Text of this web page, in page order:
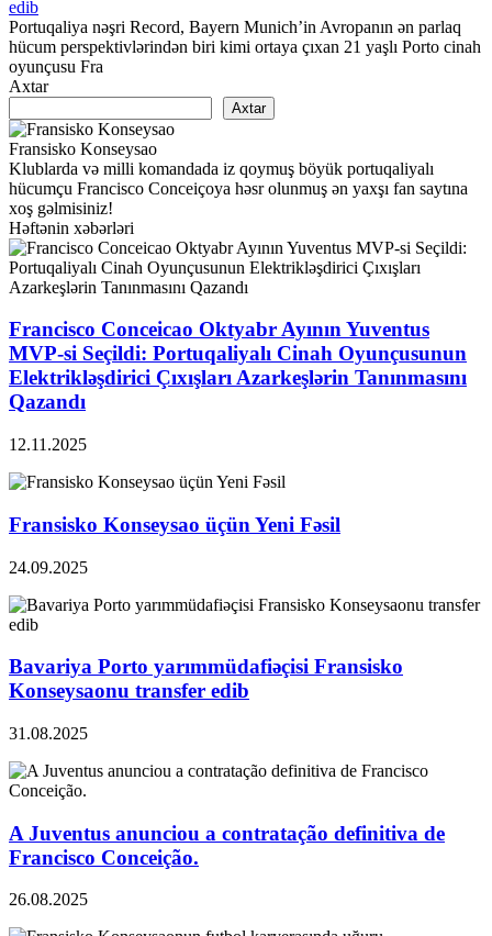
edib
Portuqaliya nəşri Record, Bayern Munich’in Avropanın ən parlaq
hücum perspektivlərindən biri kimi ortaya çıxan 21 yaşlı Porto cinah
oyunçusu Fra
Axtar
Axtar
Fransisko Konseysao
Klublarda və milli komandada iz qoymuş böyük portuqaliyalı
hücumçu Francisco Conceiçoya həsr olunmuş ən yaxşı fan saytına
xoş gəlmisiniz!
Həftənin xəbərləri
Francisco Conceicao Oktyabr Ayının Yuventus
MVP-si Seçildi: Portuqaliyalı Cinah Oyunçusunun
Elektrikləşdirici Çıxışları Azarkeşlərin Tanınmasını
Qazandı
12.11.2025
Fransisko Konseysao üçün Yeni Fəsil
24.09.2025
Bavariya Porto yarımmüdafiəçisi Fransisko
Konseysaonu transfer edib
31.08.2025
A Juventus anunciou a contratação definitiva de
Francisco Conceição.
26.08.2025